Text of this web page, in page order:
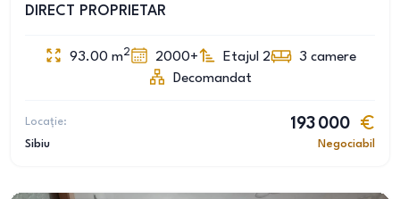
DIRECT PROPRIETAR
93.00 m2 2000+ Etajul 2 3 camere
Decomandat
Locație:
Sibiu
193 000
Negociabil